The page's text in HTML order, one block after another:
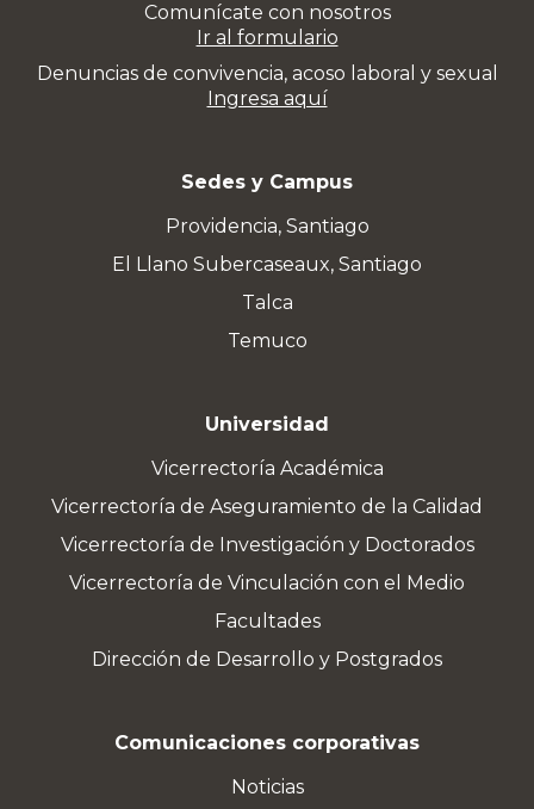
Comunícate con nosotros
Ir al formulario
Denuncias de convivencia, acoso laboral y sexual
Ingresa aquí
Sedes y Campus
Providencia, Santiago
El Llano Subercaseaux, Santiago
Talca
Temuco
Universidad
Vicerrectoría Académica
Vicerrectoría de Aseguramiento de la Calidad
Vicerrectoría de Investigación y Doctorados
Vicerrectoría de Vinculación con el Medio
Facultades
Dirección de Desarrollo y Postgrados
Comunicaciones corporativas
Noticias